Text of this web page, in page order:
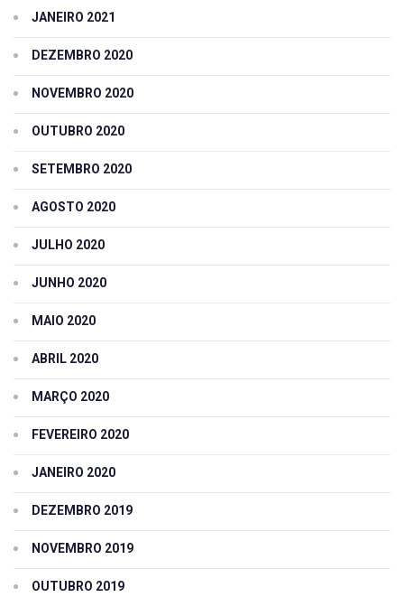
JANEIRO 2021
DEZEMBRO 2020
NOVEMBRO 2020
OUTUBRO 2020
SETEMBRO 2020
AGOSTO 2020
JULHO 2020
JUNHO 2020
MAIO 2020
ABRIL 2020
MARÇO 2020
FEVEREIRO 2020
JANEIRO 2020
DEZEMBRO 2019
NOVEMBRO 2019
OUTUBRO 2019